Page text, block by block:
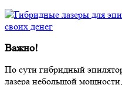
Важно!
По сути гибридный
лазера небольшой